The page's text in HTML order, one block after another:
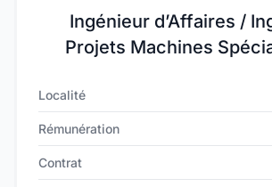
Ingénieur d’Affaires /
Projets Machines
Localité
Rémunération
Contrat